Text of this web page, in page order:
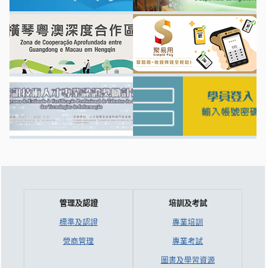
管理及認證
標準及認證
營商管理
培訓及考試
專業培訓
專業考試
圖書及學習資源